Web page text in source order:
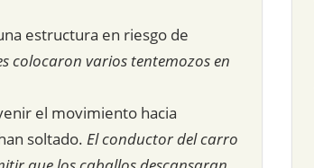
estructura en riesgo de
colocaron varios tentemozos en
el movimiento hacia
soltado. El conductor del carro